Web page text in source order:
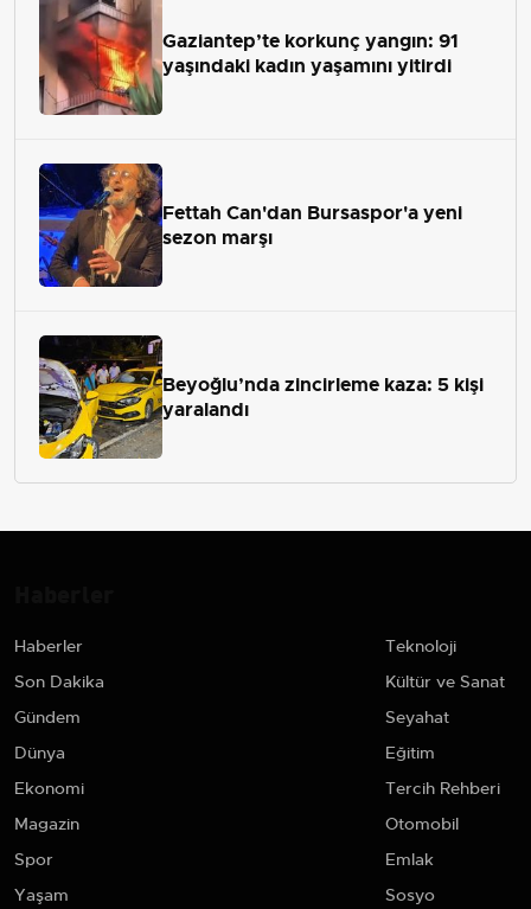
Gaziantep’te korkunç yangın: 91
yaşındaki kadın yaşamını yitirdi
Fettah Can'dan Bursaspor'a yeni
sezon marşı
Beyoğlu’nda zincirleme kaza: 5 kişi
yaralandı
Haberler
Son Dakika
Gündem
Dünya
Ekonomi
Magazin
Spor
Yaşam
Teknoloji
Kültür ve Sanat
Seyahat
Eğitim
Tercih Rehberi
Otomobil
Emlak
Sosyo